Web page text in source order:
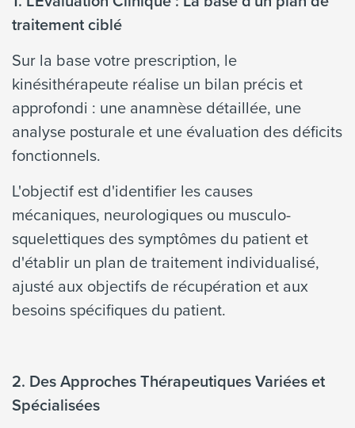
traitement ciblé
Sur la base votre prescription, le
kinésithérapeute réalise un bilan précis et
approfondi : une anamnèse détaillée, une
analyse posturale et une évaluation des déficits
fonctionnels.
L'objectif est d'identifier les causes
mécaniques, neurologiques ou musculo-
squelettiques des symptômes du patient et
d'établir un plan de traitement individualisé,
ajusté aux objectifs de récupération et aux
besoins spécifiques du patient.
2. Des Approches Thérapeutiques Variées et
Spécialisées